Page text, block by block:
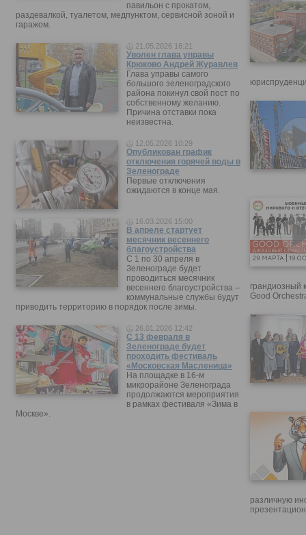
павильон с прокатом,
раздевалкой, туалетом, медпунктом, сервисной зоной и
гаражом.
21.05.2026 16:21
Уволен глава управы
Крюково Андрей Журавлев
Глава управы самого
большого зеленоградского
района покинул свой пост по
собственному желанию.
Причина отставки пока
неизвестна.
12.05.2026 10:29
Опубликован график
отключения горячей воды в
Зеленограде
Первые отключения
ожидаются в конце мая.
16.03.2026 15:00
В апреле стартует
месячник весеннего
благоустройства
С 1 по 30 апреля в
Зеленограде будет
проводиться месячник
весеннего благоустройства –
коммунальные службы будут
приводить территорию в порядок после зимы.
26.01.2026 12:42
С 13 февраля в
Зеленограде будет
проходить фестиваль
«Московская Масленица»
На площадке в 16-м
микрорайоне Зеленограда
продолжаются мероприятия
в рамках фестиваля «Зима в
Москве».
грандиозный
Good
различную